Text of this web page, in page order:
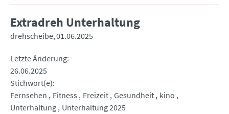
Extradreh Unterhaltung
drehscheibe 01.06.2025
Letzte Änderung
26.06.2025
Stichwort(e)
Fernsehen
Fitness Freizeit Gesundheit kino
Unterhaltung Unterhaltung 2025